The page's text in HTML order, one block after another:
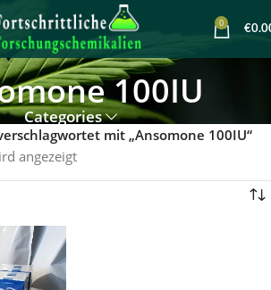
0
€
100IU
Categories
mit „Ansomone 100IU“
angezeigt